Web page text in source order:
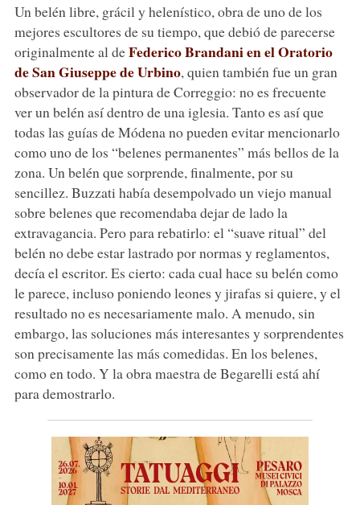
Un belén libre, grácil y helenístico, obra de uno de los
mejores escultores de su tiempo, que debió de parecerse
originalmente al deFederico Brandani en el Oratorio
de San Giuseppe de Urbino, quien también fue un gran
observador de la pintura de Correggio: no es frecuente
ver un belén así dentro de una iglesia. Tanto es así que
todas las guías de Módena no pueden evitar mencionarlo
como uno de los “belenes permanentes” más bellos de la
zona. Un belén que sorprende, finalmente, por su
sencillez. Buzzati había desempolvado un viejo manual
sobre belenes que recomendaba dejar de lado la
extravagancia. Pero para rebatirlo: el “suave ritual” del
belén no debe estar lastrado por normas y reglamentos,
decía el escritor. Es cierto: cada cual hace su belén como
le parece, incluso poniendo leones y jirafas si quiere, y el
resultado no es necesariamente malo. A menudo, sin
embargo, las soluciones más interesantes y sorprendentes
son precisamente las más comedidas. En los belenes,
como en todo. Y la obra maestra de Begarelli está ahí
para demostrarlo.